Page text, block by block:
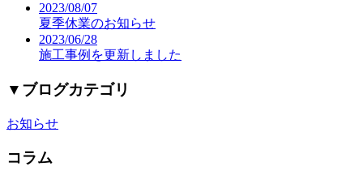
2023/08/07
夏季休業のお知らせ
2023/06/28
施工事例を更新しました
▼ ブログカテゴリ
お知らせ
コラム